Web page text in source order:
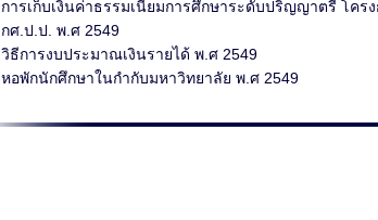
การเก็บเงินค่าธรรมเนียมการศึกษาระดับปริญญาตรี โค
กศ.ป.ป. พ.ศ 2549
วิธีการงบประมาณเงินรายได้ พ.ศ 2549
หอพักนักศึกษาในกำกับมหาวิทยาลัย พ.ศ 2549